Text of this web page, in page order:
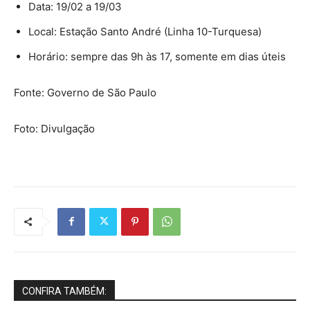
Data: 19/02 a 19/03
Local: Estação Santo André (Linha 10-Turquesa)
Horário: sempre das 9h às 17, somente em dias úteis
Fonte: Governo de São Paulo
Foto: Divulgação
CONFIRA TAMBÉM: